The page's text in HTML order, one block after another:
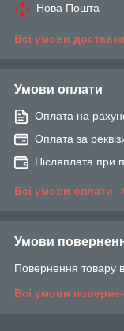
Нова Пошта
Всі умови доставки
Умови оплати
Оплата на
Оплата за
Післяплата при
Всі умови оплати
Умови
Повернення товару
Всі умови